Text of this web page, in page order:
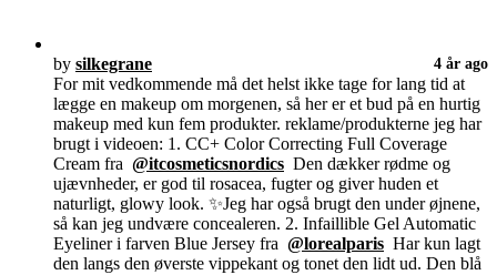
by silkegrane 4 år ago
For mit vedkommende må det helst ikke tage for lang tid at
lægge en makeup om morgenen, så her er et bud på en hurtig
makeup med kun fem produkter. reklame/produkterne jeg har
brugt i videoen: 1. CC+ Color Correcting Full Coverage
Cream fra @itcosmeticsnordics Den dækker rødme og
ujævnheder, er god til rosacea, fugter og giver huden et
naturligt, glowy look. ✨Jeg har også brugt den under øjnene,
så kan jeg undvære concealeren. 2. Infaillible Gel Automatic
Eyeliner i farven Blue Jersey fra @lorealparis Har kun lagt
den langs den øverste vippekant og tonet den lidt ud. Den blå